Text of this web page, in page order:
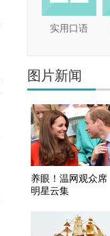
实用口语
图片新闻
养眼！温网观众席
明星云集